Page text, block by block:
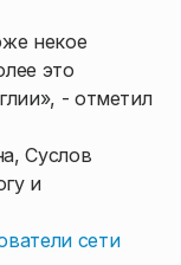
некое
это
- отметил
Суслов
и
сети